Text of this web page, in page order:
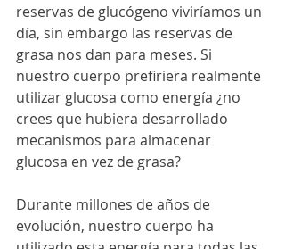
reservas de glucógeno viviríamos un
día, sin embargo las reservas de
grasa nos dan para meses. Si
nuestro cuerpo prefiriera realmente
utilizar glucosa como energía ¿no
crees que hubiera desarrollado
mecanismos para almacenar
glucosa en vez de grasa?
Durante millones de años de
evolución, nuestro cuerpo ha